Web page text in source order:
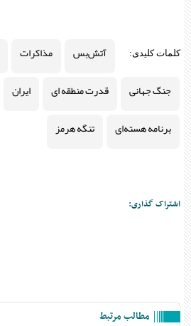
کلمات کلیدی: آتش‌بس مذاکرات
جنگ جهانی
قدرت منطقه ای ایران
برنامه هسته‌ای
تنگه هرمز
اشتراک گذاری:
مطالب مرتبط